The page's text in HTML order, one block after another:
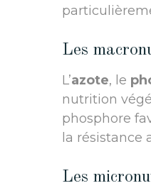
Les
L’azote, le
nutrition
phosphore
la résistance
Les